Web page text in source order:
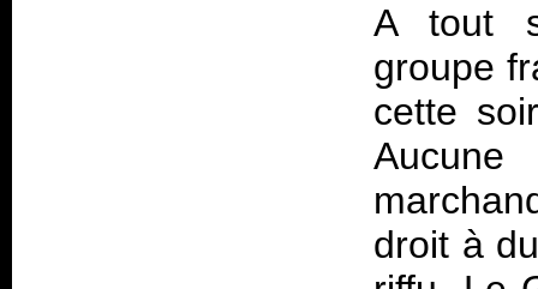
A tout
groupe
cette
droit à